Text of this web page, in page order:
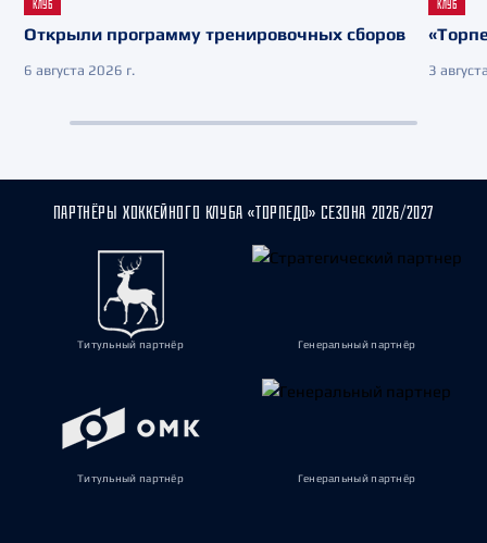
КЛУБ
Открыли программу тренировочных сборов
6 августа 2026 г.
КЛУБ
3
ПАРТНЁРЫ ХОККЕЙНОГО КЛУБА «ТОРПЕДО» СЕЗОНА 2026/2027
Титульный партнёр Генеральный партнёр
Титульный партнёр Генеральный партнёр